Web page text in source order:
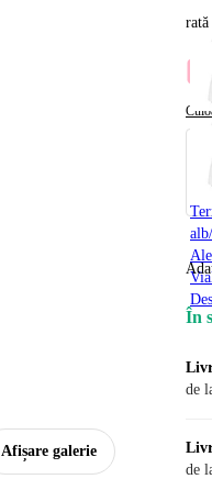
Afișare galerie
În
de
de